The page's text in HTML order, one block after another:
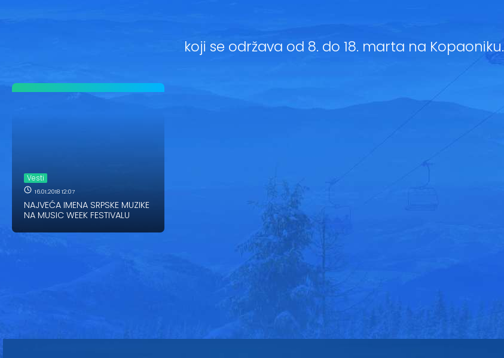
koji se održava od 8. do 18. marta na Kopaoniku.
Vesti
16.01.2018 12:07
NAJVEĆA IMENA SRPSKE MUZIKE
NA MUSIC WEEK FESTIVALU